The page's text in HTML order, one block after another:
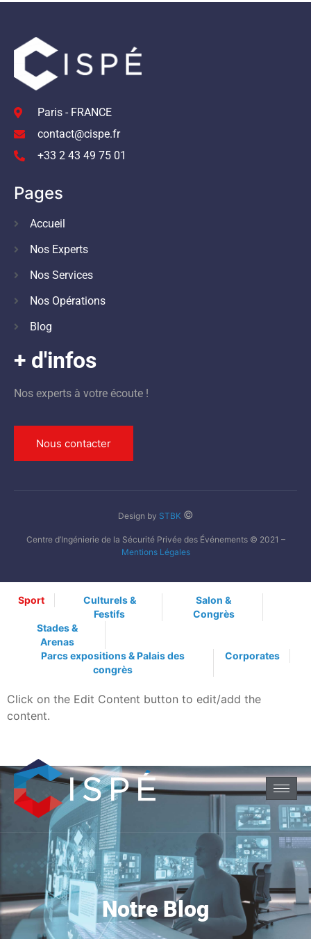
Paris - FRANCE
contact@cispe.fr
+33 2 43 49 75 01
Pages
Accueil
Nos Experts
Nos Services
Nos Opérations
Blog
+ d'infos
Nos experts à votre écoute !
Nous contacter
Design by STBK ©
Centre d’Ingénierie de la Sécurité Privée des Événements © 2021 –
Mentions Légales
Sport
Culturels &
Festifs
Salon &
Congrès
Stades &
Arenas
Parcs expositions & Palais des
congrès
Corporates
Click on the Edit Content button to edit/add the
content.
Notre Blog